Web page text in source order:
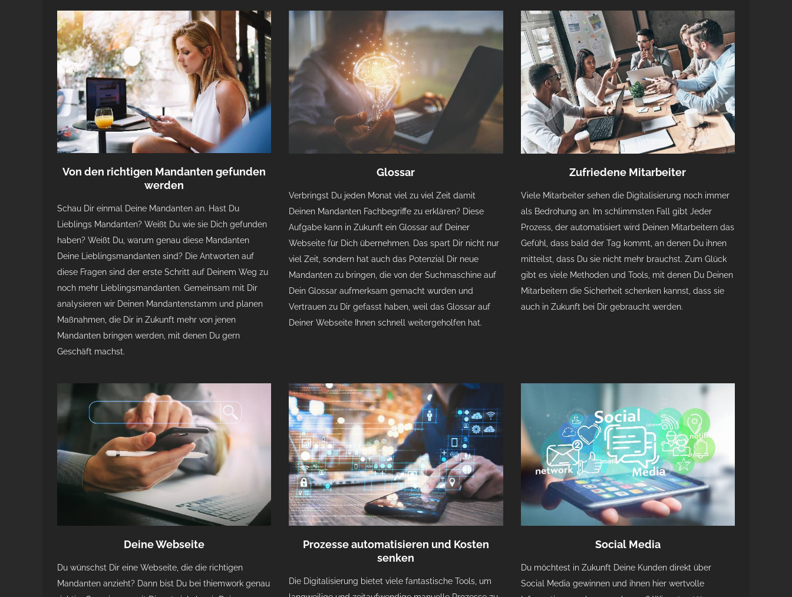
Von den richtigen Mandanten gefunden
werden
Schau Dir einmal Deine Mandanten an. Hast Du
Lieblings Mandanten? Weißt Du wie sie Dich gefunden
haben? Weißt Du, warum genau diese Mandanten
Deine Lieblingsmandanten sind? Die Antworten auf
diese Fragen sind der erste Schritt auf Deinem Weg zu
noch mehr Lieblingsmandanten. Gemeinsam mit Dir
analysieren wir Deinen Mandantenstamm und planen
Maßnahmen, die Dir in Zukunft mehr von jenen
Mandanten bringen werden, mit denen Du gern
Geschäft machst.
Glossar
Verbringst Du jeden Monat viel zu viel Zeit damit
Deinen Mandanten Fachbegriffe zu erklären? Diese
Aufgabe kann in Zukunft ein Glossar auf Deiner
Webseite für Dich übernehmen. Das spart Dir nicht nur
viel Zeit, sondern hat auch das Potenzial Dir neue
Mandanten zu bringen, die von der Suchmaschine auf
Dein Glossar aufmerksam gemacht wurden und
Vertrauen zu Dir gefasst haben, weil das Glossar auf
Deiner Webseite Ihnen schnell weitergeholfen hat.
Zufriedene Mitarbeiter
Viele Mitarbeiter sehen die Digitalisierung noch immer
als Bedrohung an. Im schlimmsten Fall gibt Jeder
Prozess, der automatisiert wird Deinen Mitarbeitern das
Gefühl, dass bald der Tag kommt, an denen Du ihnen
mitteilst, dass Du sie nicht mehr brauchst. Zum Glück
gibt es viele Methoden und Tools, mit denen Du Deinen
Mitarbeitern die Sicherheit schenken kannst, dass sie
auch in Zukunft bei Dir gebraucht werden.
Deine Webseite
Du wünschst Dir eine Webseite, die die richtigen
Mandanten anzieht? Dann bist Du bei thiemwork genau
Prozesse automatisieren und Kosten
senken
Die Digitalisierung bietet viele fantastische Tools, um
Social Media
Du möchtest in Zukunft Deine Kunden direkt über
Social Media gewinnen und ihnen hier wertvolle